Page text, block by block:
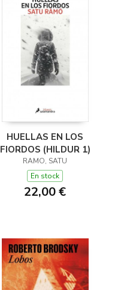
HUELLAS EN LOS
FIORDOS (HILDUR 1)
RAMO, SATU
En stock
22,00 €